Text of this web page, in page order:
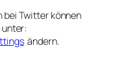
Twitter können
ändern.